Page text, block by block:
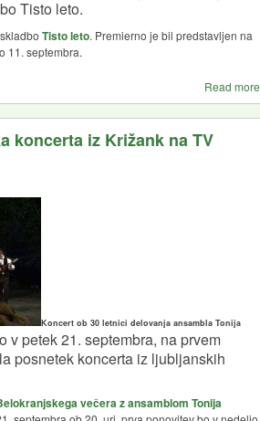
Tisto leto.
Tisto leto. Premierno je bil predstavljen na
11. septembra.
Read more
koncerta iz Križank na TV
Koncert ob 30 letnici delovanja ansambla Tonija
v petek 21. septembra, na prvem
posnetek koncerta iz ljubljanskih
večera z ansamblom Tonija